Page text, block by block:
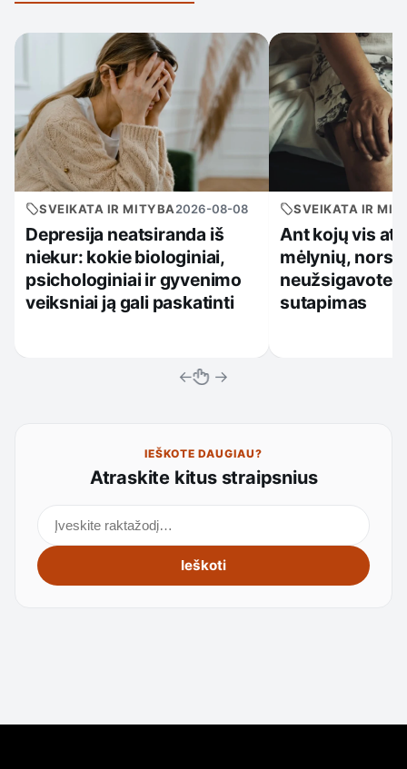
SVEIKATA IR MITYBA2026-08-08
Depresija neatsiranda iš
niekur: kokie biologiniai,
psichologiniai ir gyvenimo
veiksniai ją gali paskatinti
SVEIKATA IR
Ant kojų vis
mėlynių, nors
neužsigavote:
sutapimas
← →
IEŠKOTE DAUGIAU?
Atraskite kitus straipsnius
Ieškoti